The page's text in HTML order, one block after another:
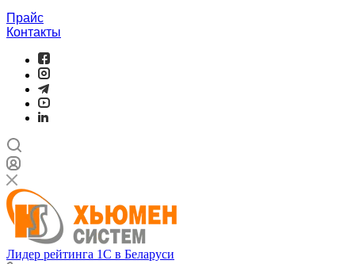
Прайс
Контакты
Лидер рейтинга 1С в Беларуси